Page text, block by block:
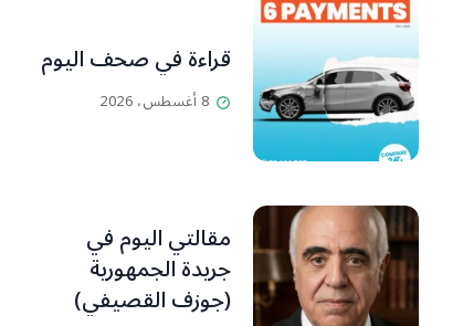
قراءة في صحف اليوم
8 أغسطس، 2026
مقالتي اليوم في
جريدة الجمهورية
(جوزف القصيفي)